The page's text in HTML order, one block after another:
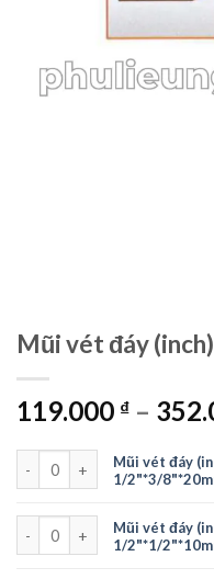
Mũi vét đáy
119.000 ₫ –
Mũi vét đáy (inch) mã
Mũi vét đáy
1/2"*3/
Mũi vét đáy (inch) mã
Mũi vét đáy
1/2"*1/